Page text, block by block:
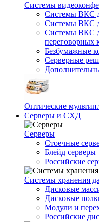
Системы
Системы ВКС
Системы ВКС
Системы ВКС
переговорных
Безбумажные
Серверные
Оптические
Серверы и СХД
Серверы
Стоечные
Блейд серверы
Российские
Системы хранения
Дисковые
Дисковые
Модули и
Российские